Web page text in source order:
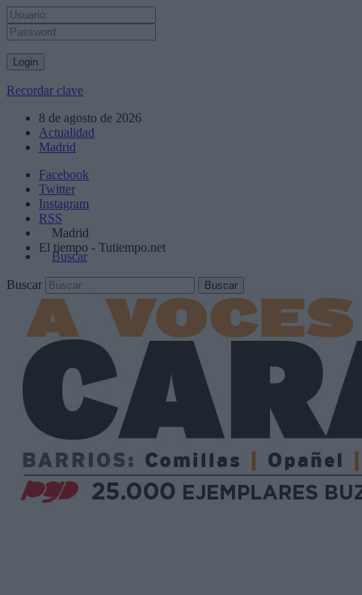
Recordar clave
8 de agosto de 2026
Actualidad
Madrid
Facebook
Twitter
Instagram
RSS
Madrid
El tiempo - Tutiempo.net
Buscar
Buscar